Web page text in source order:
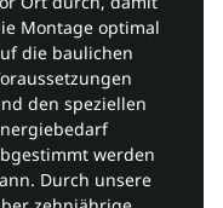
Montage optimal
die baulichen
den speziellen
werden
Durch unsere